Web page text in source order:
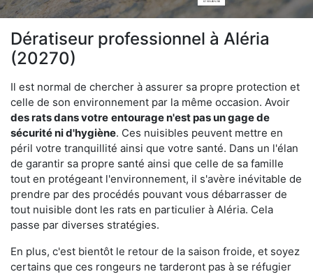
Dératiseur professionnel à Aléria
(20270)
Il est normal de chercher à assurer sa propre protection et
celle de son environnement par la même occasion. Avoir
des rats dans votre entourage n'est pas un gage de
sécurité ni d'hygiène. Ces nuisibles peuvent mettre en
péril votre tranquillité ainsi que votre santé. Dans un l'élan
de garantir sa propre santé ainsi que celle de sa famille
tout en protégeant l'environnement, il s'avère inévitable de
prendre par des procédés pouvant vous débarrasser de
tout nuisible dont les rats en particulier à Aléria. Cela
passe par diverses stratégies.
En plus, c'est bientôt le retour de la saison froide, et soyez
certains que ces rongeurs ne tarderont pas à se réfugier